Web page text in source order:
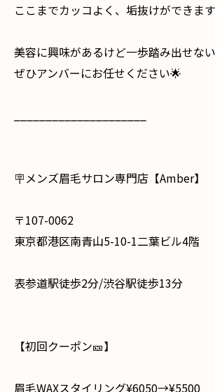
ここまでカッコよく、垢抜けができます
美容に興味があるけど一歩踏み出せない
ぜひアンバーにお任せください🌟
🪧メンズ眉毛サロン専門店【Amber】
〒107-0062
東京都港区南青山5-10-1二葉ビル4階
表参道駅徒歩2分/渋谷駅徒歩13分
【初回クーポン🎫】
眉毛WAXスタイリング¥6050→¥5500